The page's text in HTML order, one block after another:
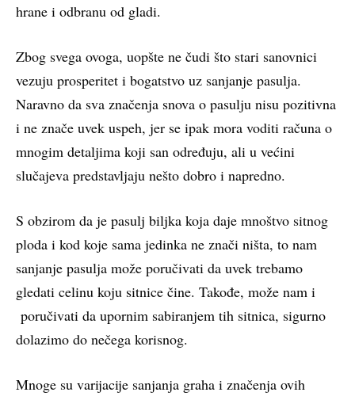
hrane i odbranu od gladi.
Zbog svega ovoga, uopšte ne čudi što stari sanovnici
vezuju prosperitet i bogatstvo uz sanjanje pasulja.
Naravno da sva značenja snova o pasulju nisu pozitivna
i ne znače uvek uspeh, jer se ipak mora voditi računa o
mnogim detaljima koji san određuju, ali u većini
slučajeva predstavljaju nešto dobro i napredno.
S obzirom da je pasulj biljka koja daje mnoštvo sitnog
ploda i kod koje sama jedinka ne znači ništa, to nam
sanjanje pasulja može poručivati da uvek trebamo
gledati celinu koju sitnice čine. Takođe, može nam i
poručivati da upornim sabiranjem tih sitnica, sigurno
dolazimo do nečega korisnog.
Mnoge su varijacije sanjanja graha i značenja ovih